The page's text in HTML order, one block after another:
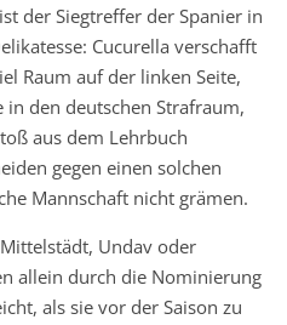
der Siegtreffer der Spanier in
Cucurella verschafft
Raum auf der linken Seite,
in den deutschen Strafraum,
aus dem Lehrbuch
gegen einen solchen
Mannschaft nicht grämen.
Undav oder
allein durch die Nominierung
als sie vor der Saison zu